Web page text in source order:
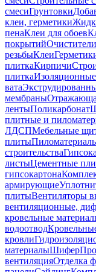
смесиГрунтовки
клеи, герметики
пенаКлеи для обоев
покрытий
резьбыКлеи
плиткаКирпичи
плитка
вата
мембраны
лентыПоликарбонат
плитные и
ЛДСПМебельные
плиты
строительства
листыЦементные
гипсокартона
армирующие
плитыВентиляторы
вентиляционные,
кровельные
водоотвод
кровли
материалыШифер
вентиляцияОтделка